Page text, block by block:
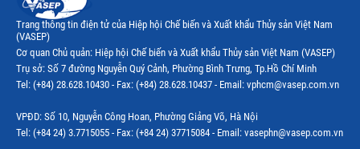
Thị trường Ecuador
Thị trường EU
Thị trường Indonesia
Thị trường Mỹ
Trang thông tin điện tử của Hiệp hội Chế biến và Xuất khẩu Thủy sản Việt Nam
(VASEP)
Cơ quan Chủ quản: Hiệp hội Chế biến và Xuất khẩu Thủy sản Việt Nam (VASEP)
Trụ sở: Số 7 đường Nguyễn Quý Cảnh, Phường Bình Trưng, Tp.Hồ Chí Minh
Tel: (+84) 28.628.10430 - Fax: (+84) 28.628.10437 - Email: vphcm@vasep.com.vn
VPĐD: Số 10, Nguyễn Công Hoan, Phường Giảng Võ, Hà Nội
Tel: (+84 24) 3.7715055 - Fax: (+84 24) 37715084 - Email: vasephn@vasep.com.vn